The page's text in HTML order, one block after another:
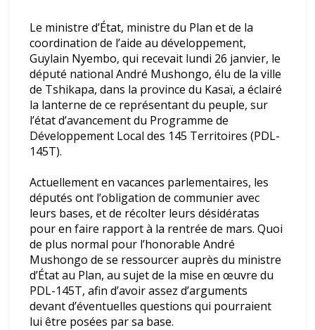
Le ministre d’État, ministre du Plan et de la
coordination de l’aide au développement,
Guylain Nyembo, qui recevait lundi 26 janvier, le
député national André Mushongo, élu de la ville
de Tshikapa, dans la province du Kasaï, a éclairé
la lanterne de ce représentant du peuple, sur
l’état d’avancement du Programme de
Développement Local des 145 Territoires (PDL-
145T).
Actuellement en vacances parlementaires, les
députés ont l’obligation de communier avec
leurs bases, et de récolter leurs désidératas
pour en faire rapport à la rentrée de mars. Quoi
de plus normal pour l’honorable André
Mushongo de se ressourcer auprès du ministre
d’État au Plan, au sujet de la mise en œuvre du
PDL-145T, afin d’avoir assez d’arguments
devant d’éventuelles questions qui pourraient
lui être posées par sa base.